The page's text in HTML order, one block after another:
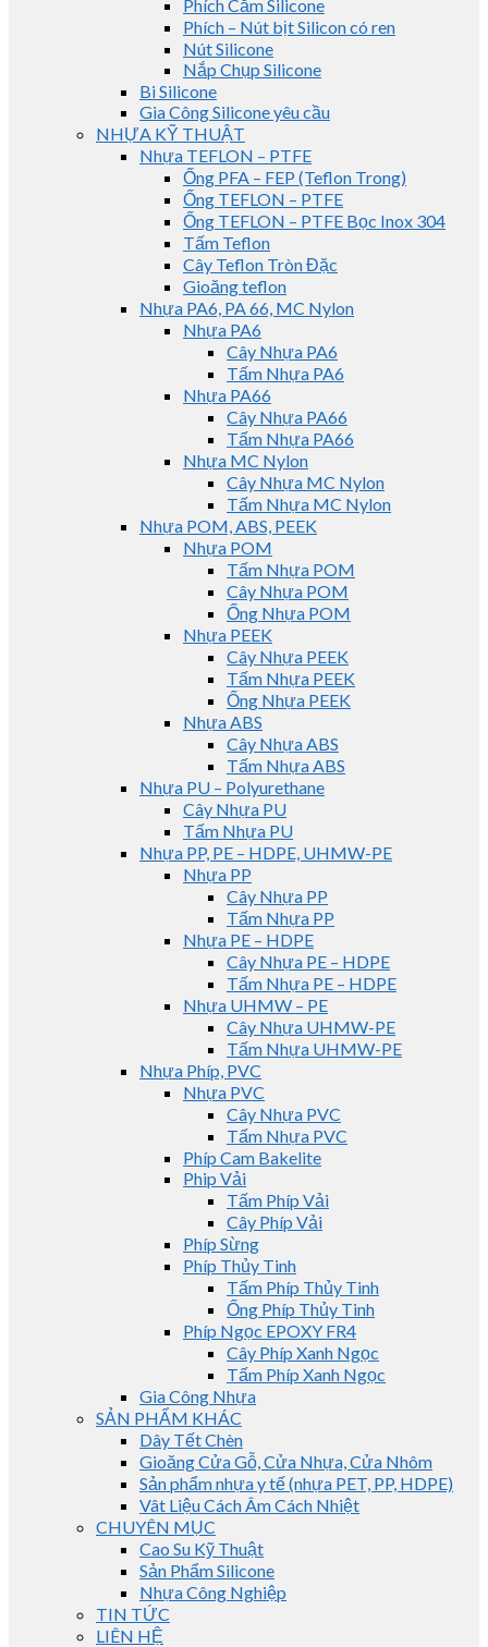
Phích Cắm Silicone
Phích – Nút bịt Silicon có ren
Nút Silicone
Nắp Chụp Silicone
Bi Silicone
Gia Công Silicone yêu cầu
NHỰA KỸ THUẬT
Nhựa TEFLON – PTFE
Ống PFA – FEP (Teflon Trong)
Ống TEFLON – PTFE
Ống TEFLON – PTFE Bọc Inox 304
Tấm Teflon
Cây Teflon Tròn Đặc
Gioăng teflon
Nhựa PA6, PA 66, MC Nylon
Nhựa PA6
Cây Nhựa PA6
Tấm Nhựa PA6
Nhựa PA66
Cây Nhựa PA66
Tấm Nhựa PA66
Nhựa MC Nylon
Cây Nhựa MC Nylon
Tấm Nhựa MC Nylon
Nhựa POM, ABS, PEEK
Nhựa POM
Tấm Nhựa POM
Cây Nhựa POM
Ống Nhựa POM
Nhựa PEEK
Cây Nhựa PEEK
Tấm Nhựa PEEK
Ống Nhựa PEEK
Nhựa ABS
Cây Nhựa ABS
Tấm Nhựa ABS
Nhựa PU – Polyurethane
Cây Nhựa PU
Tấm Nhựa PU
Nhựa PP, PE – HDPE, UHMW-PE
Nhựa PP
Cây Nhựa PP
Tấm Nhựa PP
Nhựa PE – HDPE
Cây Nhựa PE – HDPE
Tấm Nhựa PE – HDPE
Nhựa UHMW – PE
Cây Nhựa UHMW-PE
Tấm Nhựa UHMW-PE
Nhựa Phíp, PVC
Nhựa PVC
Cây Nhựa PVC
Tấm Nhựa PVC
Phíp Cam Bakelite
Phip Vải
Tấm Phíp Vải
Cây Phíp Vải
Phíp Sừng
Phíp Thủy Tinh
Tấm Phíp Thủy Tinh
Ống Phíp Thủy Tinh
Phíp Ngọc EPOXY FR4
Cây Phíp Xanh Ngọc
Tấm Phíp Xanh Ngọc
Gia Công Nhựa
SẢN PHẨM KHÁC
Dây Tết Chèn
Gioăng Cửa Gỗ, Cửa Nhựa, Cửa Nhôm
Sản phẩm nhựa y tế (nhựa PET, PP, HDPE)
Vât Liệu Cách Âm Cách Nhiệt
CHUYÊN MỤC
Cao Su Kỹ Thuật
Sản Phẩm Silicone
Nhựa Công Nghiệp
TIN TỨC
LIÊN HỆ